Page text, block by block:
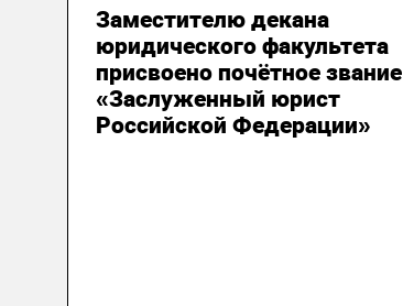
Заместителю декана
юридического факультета
присвоено почётное звание
«Заслуженный юрист
Российской Федерации»